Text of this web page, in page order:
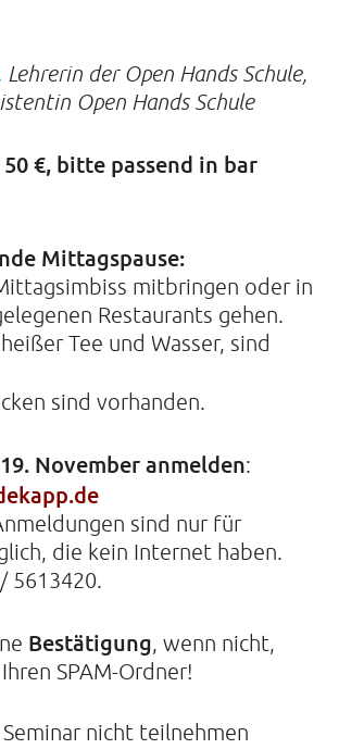
Lehrerin der Open Hands Schule,
Open Hands Schule
€, bitte passend in bar
Mittagspause:
mitbringen oder in
Restaurants gehen.
Tee und Wasser, sind
sind vorhanden.
November anmelden:
sind nur für
die kein Internet haben.
5613420.
Bestätigung, wenn nicht,
SPAM-Ordner!
nicht teilnehmen